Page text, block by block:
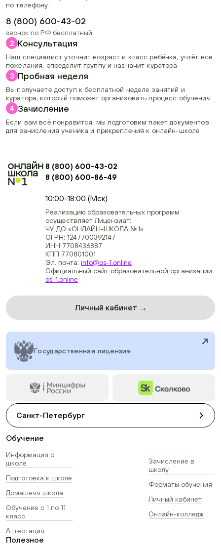
по телефону:
8 (800) 600-43-02
звонок по РФ бесплатный
2 Консультация
Наш специалист уточнит возраст и класс ребёнка, учтёт все
пожелания, определит группу и назначит куратора
3 Пробная неделя
Вы получаете доступ к бесплатной неделе занятий и
куратора, который поможет организовать процесс обучения
4 Зачисление
Если вам всё понравится, мы подготовим пакет документов
для зачисления ученика и прикрепления к онлайн-школе
8 (800) 600-43-02
8 (800) 600-86-49
10:00-18:00 (Мск)
Реализацию образовательных программ
осуществляет Лицензиат:
ЧУ ДО «ОНЛАЙН-ШКОЛА №1»
ОГРН: 1247700392147
ИНН 7708436887
КПП 770801001
Эл. почта: info@os-1.online
Официальный сайт образовательной организации:
os-1.online
Личный кабинет →
Государственная лицензия
Санкт-Петербург
Обучение
Информация о
школе
Подготовка к школе
Домашняя школа
Обучение с 1 по 11
класс
Аттестация
Зачисление в
школу
Форматы обучения
Личный кабинет
Онлайн-колледж
Полезное